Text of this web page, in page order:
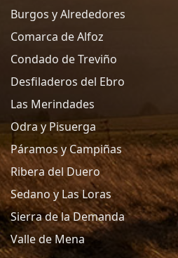
Burgos y Alrededores
Comarca de Alfoz
Condado de Treviño
Desfiladeros del Ebro
Las Merindades
Odra y Pisuerga
Páramos y Campiñas
Ribera del Duero
Sedano y Las Loras
Sierra de la Demanda
Valle de Mena